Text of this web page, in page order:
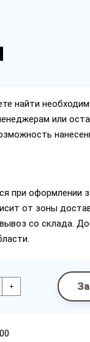
найти
или
при оформлении
от зоны
со склада.
+